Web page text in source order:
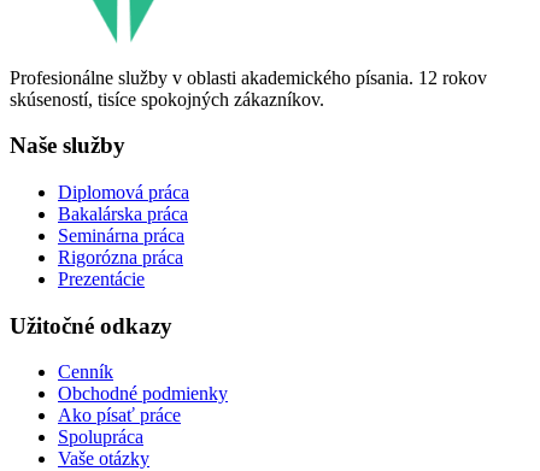
Profesionálne služby v oblasti akademického písania. 12 rokov
skúseností, tisíce spokojných zákazníkov.
Naše služby
Diplomová práca
Bakalárska práca
Seminárna práca
Rigorózna práca
Prezentácie
Užitočné odkazy
Cenník
Obchodné podmienky
Ako písať práce
Spolupráca
Vaše otázky